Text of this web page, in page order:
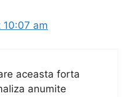
10:07 am
aceasta forta
anumite